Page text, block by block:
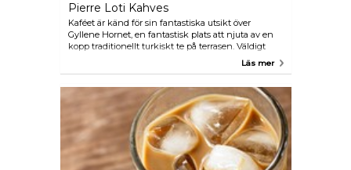
Pierre Loti Kahves
Kaféet är känd för sin fantastiska utsikt över
Gyllene Hornet, en fantastisk plats att njuta av en
kopp traditionellt turkiskt te på terrasen. Väldigt
populärt bland både turkiska familjer och turister.
Läs mer